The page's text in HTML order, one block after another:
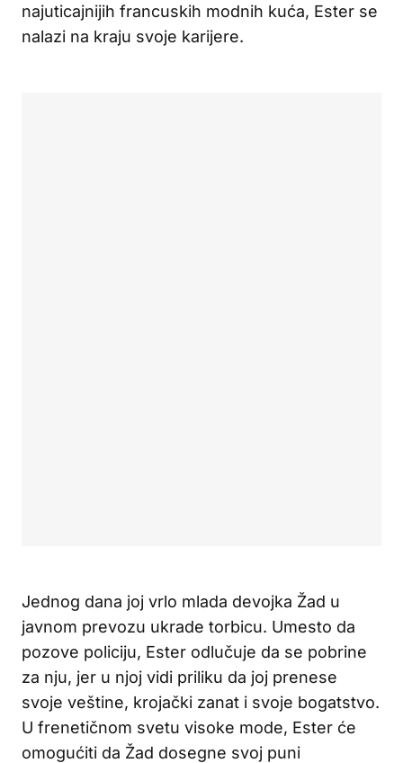
najuticajnijih francuskih modnih kuća, Ester se
nalazi na kraju svoje karijere.
Jednog dana joj vrlo mlada devojka Žad u
javnom prevozu ukrade torbicu. Umesto da
pozove policiju, Ester odlučuje da se pobrine
za nju, jer u njoj vidi priliku da joj prenese
svoje veštine, krojački zanat i svoje bogatstvo.
U frenetičnom svetu visoke mode, Ester će
omogućiti da Žad dosegne svoj puni